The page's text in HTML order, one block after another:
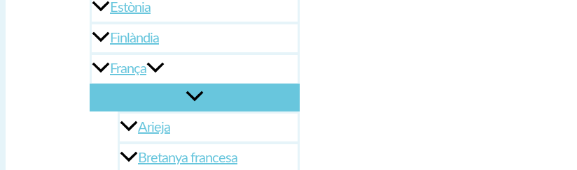
Estònia
Finlàndia
França
Arieja
Bretanya francesa